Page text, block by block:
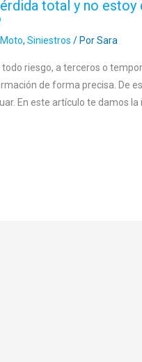
total y no estoy
,Siniestros / PorSara
riesgo, a terceros o
de forma precisa. De
En este artículo te damos